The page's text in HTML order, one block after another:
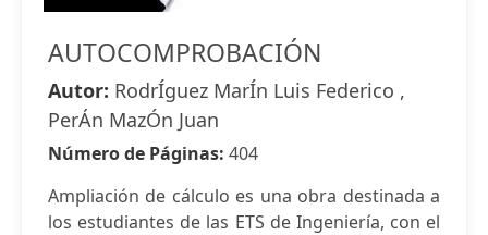
AUTOCOMPROBACIÓN
Autor: RodrÍguez MarÍn Luis Federico ,
PerÁn MazÓn Juan
Número de Páginas: 404
Ampliación de cálculo es una obra destinada a
los estudiantes de las ETS de Ingeniería, con el